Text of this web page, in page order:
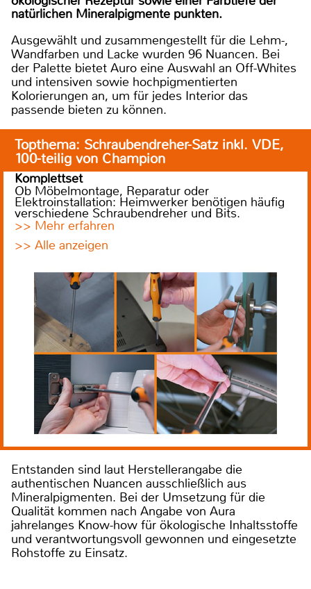
natürlichen Mineralpigmente punkten.
Ausgewählt und zusammengestellt für die Lehm-,
Wandfarben und Lacke wurden 96 Nuancen. Bei
der Palette bietet Auro eine Auswahl an Off-Whites
und intensiven sowie hochpigmentierten
Kolorierungen an, um für jedes Interior das
passende bieten zu können.
Topthema: Schraubendreher-Satz inkl. VDE,
100-teilig von Champion
Komplettset
Ob Möbelmontage, Reparatur oder
Elektroinstallation: Heimwerker benötigen häufig
verschiedene Schraubendreher und Bits.
>> Mehr erfahren
>> Alle anzeigen
Entstanden sind laut Herstellerangabe die
authentischen Nuancen ausschließlich aus
Mineralpigmenten. Bei der Umsetzung für die
Qualität kommen nach Angabe von Aura
jahrelanges Know-how für ökologische Inhaltsstoffe
und verantwortungsvoll gewonnen und eingesetzte
Rohstoffe zu Einsatz.